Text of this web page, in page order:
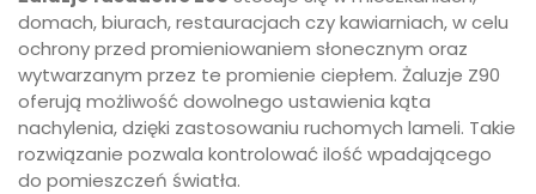
domach, biurach, restauracjach czy kawiarniach, w celu
ochrony przed promieniowaniem słonecznym oraz
wytwarzanym przez te promienie ciepłem. Żaluzje Z90
oferują możliwość dowolnego ustawienia kąta
nachylenia, dzięki zastosowaniu ruchomych lameli. Takie
rozwiązanie pozwala kontrolować ilość wpadającego
do pomieszczeń światła.